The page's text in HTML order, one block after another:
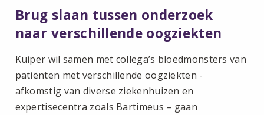
Brug slaan tussen onderzoek
naar verschillende oogziekten
Kuiper wil samen met collega’s bloedmonsters van
patiënten met verschillende oogziekten -
afkomstig van diverse ziekenhuizen en
expertisecentra zoals Bartimeus – gaan